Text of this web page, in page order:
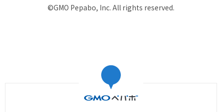
©GMO Pepabo, Inc. All rights reserved.